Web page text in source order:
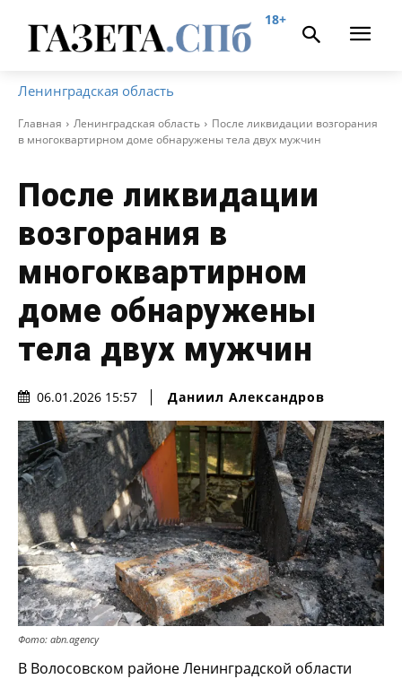
18+
Ленинградская область
Главная Ленинградская область
После ликвидации возгорания
в многоквартирном доме обнаружены тела двух мужчин
После ликвидации
возгорания в
многоквартирном
доме обнаружены
тела двух мужчин
06.01.2026 15:57 Даниил Александров
Фото: abn.agency
В Волосовском районе Ленинградской области